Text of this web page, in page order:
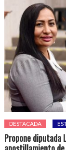
DESTACADA
Propone